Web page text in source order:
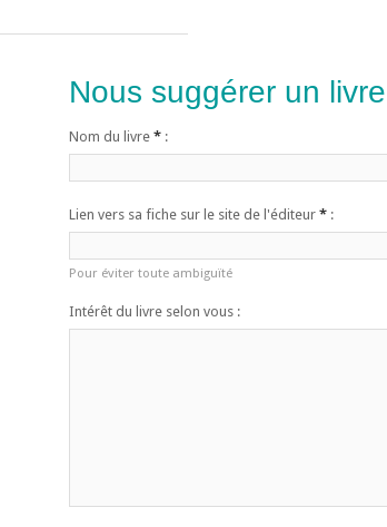
Nous suggérer un
Nom du livre *:
Lien vers sa fiche sur le site de l'éditeur *:
Pour éviter toute ambiguïté
Intérêt du livre selon vous :